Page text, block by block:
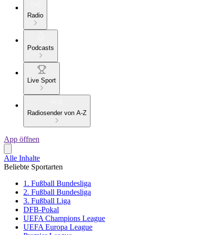
Radio
Podcasts
Live Sport
Radiosender von A-Z
App öffnen
Alle Inhalte
Beliebte Sportarten
1. Fußball Bundesliga
2. Fußball Bundesliga
3. Fußball Liga
DFB-Pokal
UEFA Champions League
UEFA Europa League